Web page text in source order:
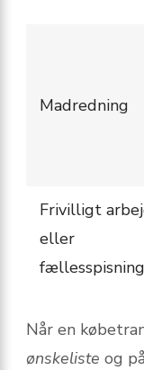
Madredning
Frivilligt
eller
fællesspisning
Når en
ønskeliste og